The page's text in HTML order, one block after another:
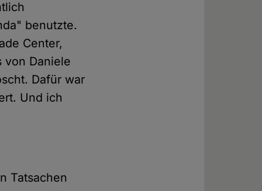
benutzte.
Center,
von Daniele
Dafür war
Und ich
Tatsachen